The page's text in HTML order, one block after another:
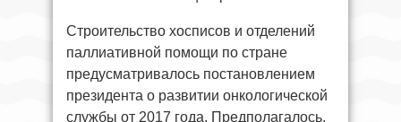
Строительство хосписов и отделений
паллиативной помощи по стране
предусматривалось постановлением
президента о развитии онкологической
службы от 2017 года. Предполагалось,